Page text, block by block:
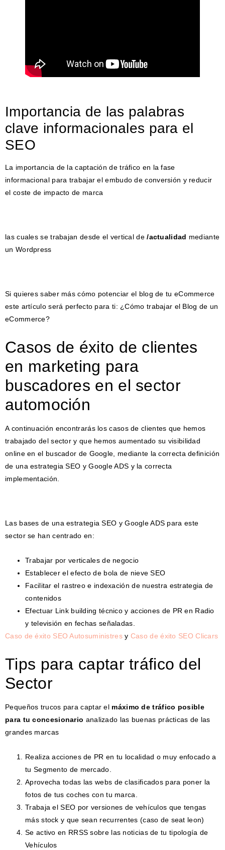
Importancia de las palabras
clave informacionales para el
SEO
La importancia de la captación de tráfico en la fase
informacional para trabajar el embudo de conversión y reducir
el coste de impacto de marca
las cuales se trabajan desde el vertical de/actualidad mediante
un Wordpress
Si quieres saber más cómo potenciar el blog de tu eCommerce
este artículo será perfecto para ti: ¿Cómo trabajar el Blog de un
eCommerce?
Casos de éxito de clientes
en marketing para
buscadores en el sector
automoción
A continuación encontrarás los casos de clientes que hemos
trabajado del sector y que hemos aumentado su visibilidad
online en el buscador de Google, mediante la correcta definición
de una estrategia SEO y Google ADS y la correcta
implementación.
Las bases de una estrategia SEO y Google ADS para este
sector se han centrado en:
Trabajar por verticales de negocio
Establecer el efecto de bola de nieve SEO
Facilitar el rastreo e indexación de nuestra estrategia de
contenidos
Efectuar Link building técnico y acciones de PR en Radio
y televisión en fechas señaladas.
Caso de éxito SEO Autosuministresy Caso de éxito SEO Clicars
Tips para captar tráfico del
Sector
Pequeños trucos para captar el máximo de tráfico posible
para tu concesionario analizado las buenas prácticas de las
grandes marcas
Realiza acciones de PR en tu localidad o muy enfocado a
tu Segmento de mercado.
Aprovecha todas las webs de clasificados para poner la
fotos de tus coches con tu marca.
Trabaja el SEO por versiones de vehículos que tengas
más stock y que sean recurrentes (caso de seat leon)
Se activo en RRSS sobre las noticias de tu tipología de
Vehículos